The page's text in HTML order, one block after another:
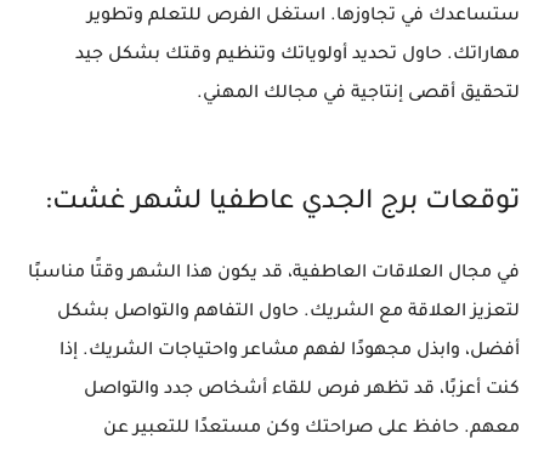
ستساعدك في تجاوزها. استغل الفرص للتعلم وتطوير
مهاراتك. حاول تحديد أولوياتك وتنظيم وقتك بشكل جيد
لتحقيق أقصى إنتاجية في مجالك المهني.
توقعات برج الجدي عاطفيا لشهر غشت:
في مجال العلاقات العاطفية، قد يكون هذا الشهر وقتًا مناسبًا
لتعزيز العلاقة مع الشريك. حاول التفاهم والتواصل بشكل
أفضل، وابذل مجهودًا لفهم مشاعر واحتياجات الشريك. إذا
كنت أعزبًا، قد تظهر فرص للقاء أشخاص جدد والتواصل
معهم. حافظ على صراحتك وكن مستعدًا للتعبير عن